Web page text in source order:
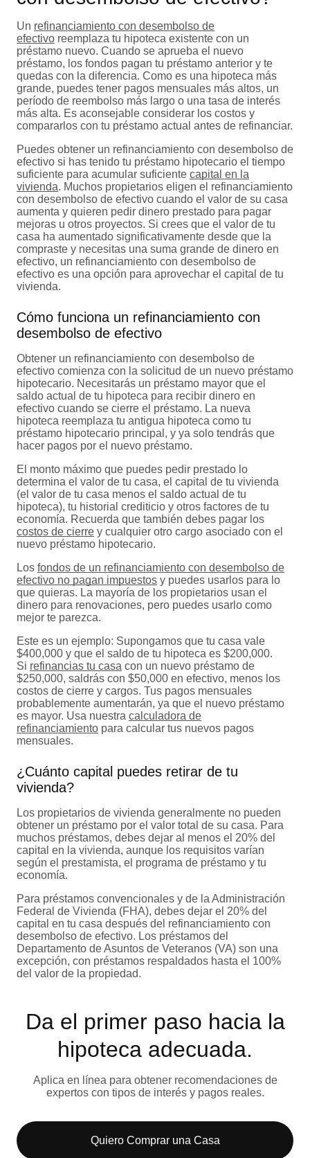
Un refinanciamiento con desembolso de
efectivo reemplaza tu hipoteca existente con un
préstamo nuevo. Cuando se aprueba el nuevo
préstamo, los fondos pagan tu préstamo anterior y te
quedas con la diferencia. Como es una hipoteca más
grande, puedes tener pagos mensuales más altos, un
período de reembolso más largo o una tasa de interés
más alta. Es aconsejable considerar los costos y
compararlos con tu préstamo actual antes de refinanciar.
Puedes obtener un refinanciamiento con desembolso de
efectivo si has tenido tu préstamo hipotecario el tiempo
suficiente para acumular suficiente capital en la
vivienda. Muchos propietarios eligen el refinanciamiento
con desembolso de efectivo cuando el valor de su casa
aumenta y quieren pedir dinero prestado para pagar
mejoras u otros proyectos. Si crees que el valor de tu
casa ha aumentado significativamente desde que la
compraste y necesitas una suma grande de dinero en
efectivo, un refinanciamiento con desembolso de
efectivo es una opción para aprovechar el capital de tu
vivienda.
Cómo funciona un refinanciamiento con
desembolso de efectivo
Obtener un refinanciamiento con desembolso de
efectivo comienza con la solicitud de un nuevo préstamo
hipotecario. Necesitarás un préstamo mayor que el
saldo actual de tu hipoteca para recibir dinero en
efectivo cuando se cierre el préstamo. La nueva
hipoteca reemplaza tu antigua hipoteca como tu
préstamo hipotecario principal, y ya solo tendrás que
hacer pagos por el nuevo préstamo.
El monto máximo que puedes pedir prestado lo
determina el valor de tu casa, el capital de tu vivienda
(el valor de tu casa menos el saldo actual de tu
hipoteca), tu historial crediticio y otros factores de tu
economía. Recuerda que también debes pagar los
costos de cierre y cualquier otro cargo asociado con el
nuevo préstamo hipotecario.
Los fondos de un refinanciamiento con desembolso de
efectivo no pagan impuestos y puedes usarlos para lo
que quieras. La mayoría de los propietarios usan el
dinero para renovaciones, pero puedes usarlo como
mejor te parezca.
Este es un ejemplo: Supongamos que tu casa vale
$400,000 y que el saldo de tu hipoteca es $200,000.
Si refinancias tu casa con un nuevo préstamo de
$250,000, saldrás con $50,000 en efectivo, menos los
costos de cierre y cargos. Tus pagos mensuales
probablemente aumentarán, ya que el nuevo préstamo
es mayor. Usa nuestra calculadora de
refinanciamiento para calcular tus nuevos pagos
mensuales.
¿Cuánto capital puedes retirar de tu
vivienda?
Los propietarios de vivienda generalmente no pueden
obtener un préstamo por el valor total de su casa. Para
muchos préstamos, debes dejar al menos el 20% del
capital en la vivienda, aunque los requisitos varían
según el prestamista, el programa de préstamo y tu
economía.
Para préstamos convencionales y de la Administración
Federal de Vivienda (FHA), debes dejar el 20% del
capital en tu casa después del refinanciamiento con
desembolso de efectivo. Los préstamos del
Departamento de Asuntos de Veteranos (VA) son una
excepción, con préstamos respaldados hasta el 100%
del valor de la propiedad.
Da el primer paso hacia la
hipoteca adecuada.
Aplica en línea para obtener recomendaciones de
expertos con tipos de interés y pagos reales.
Quiero Comprar una Casa